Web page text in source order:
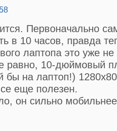
Первоначально
в 10 часов, правда
лаптопа это уже не
равно, 10-дюймовый
бы на лаптоп!)
еще полезен.
он сильно